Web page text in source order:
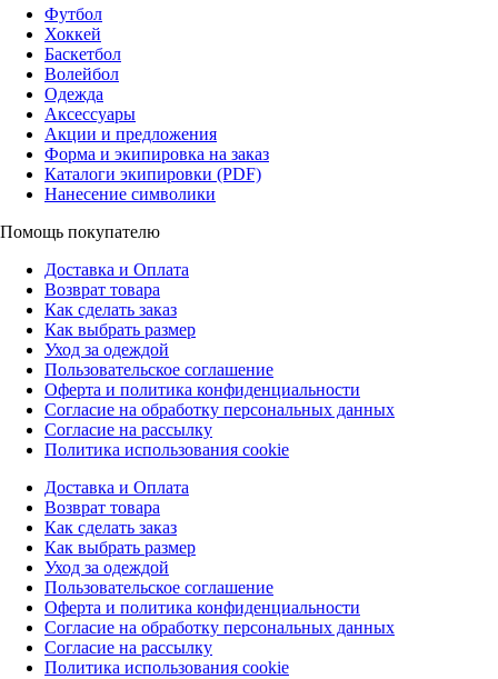
Футбол
Хоккей
Баскетбол
Волейбол
Одежда
Аксессуары
Акции и предложения
Форма и экипировка на заказ
Каталоги экипировки (PDF)
Нанесение символики
Помощь покупателю
Доставка и Оплата
Возврат товара
Как сделать заказ
Как выбрать размер
Уход за одеждой
Пользовательское соглашение
Оферта и политика конфиденциальности
Согласие на обработку персональных данных
Согласие на рассылку
Политика использования cookie
Доставка и Оплата
Возврат товара
Как сделать заказ
Как выбрать размер
Уход за одеждой
Пользовательское соглашение
Оферта и политика конфиденциальности
Согласие на обработку персональных данных
Согласие на рассылку
Политика использования cookie